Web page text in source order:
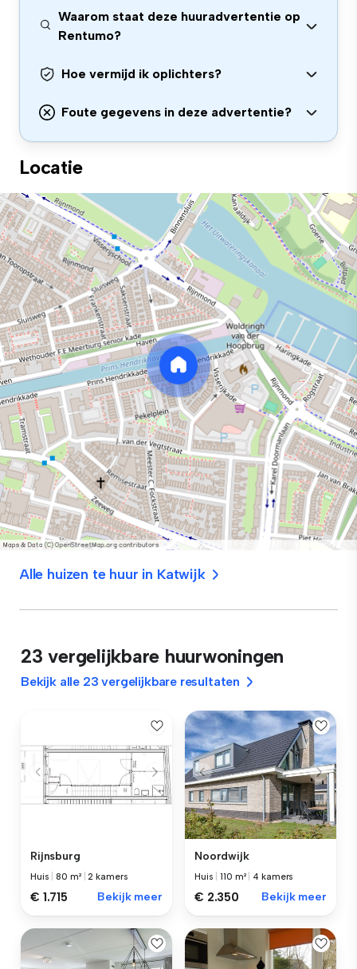
Waarom staat deze huuradvertentie op
Rentumo?
Hoe vermijd ik oplichters?
Foute gegevens in deze advertentie?
Locatie
Alle huizen te huur in Katwijk
23 vergelijkbare huurwoningen
Bekijk alle 23 vergelijkbare resultaten
Rijnsburg
Huis |80 m² |2 kamers
€ 1.715 Bekijk meer
Noordwijk
Huis |110 m² 4 kamers
€ 2.350 Bekijk meer